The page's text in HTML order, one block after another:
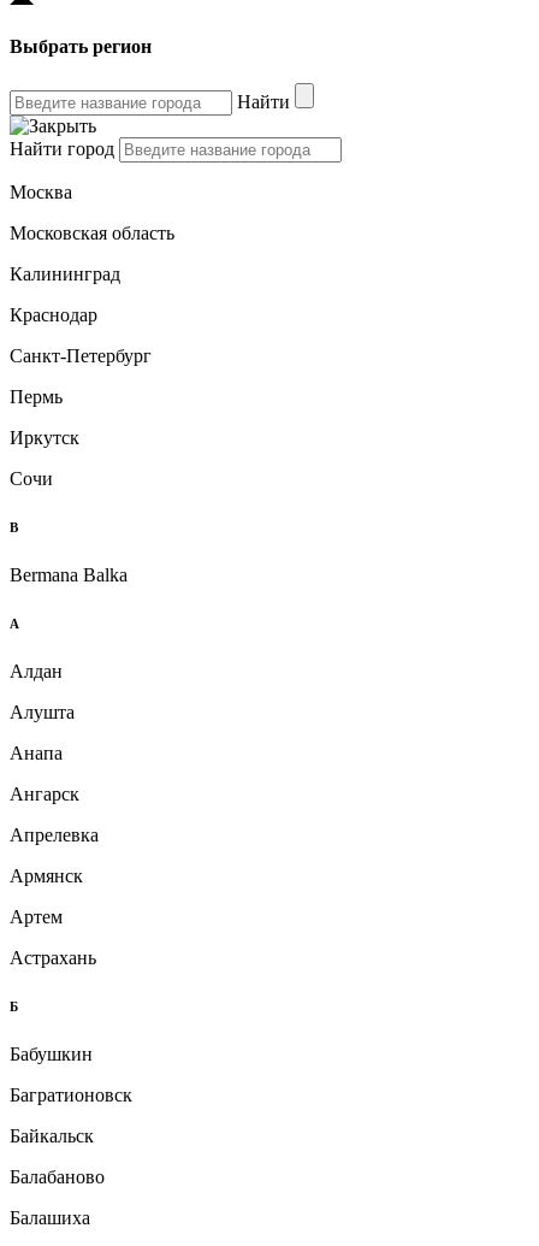
Выбрать регион
Найти
Найти город
Москва
Московская область
Калининград
Краснодар
Санкт-Петербург
Пермь
Иркутск
Сочи
B
Bermana Balka
А
Алдан
Алушта
Анапа
Ангарск
Апрелевка
Армянск
Артем
Астрахань
Б
Бабушкин
Багратионовск
Байкальск
Балабаново
Балашиха